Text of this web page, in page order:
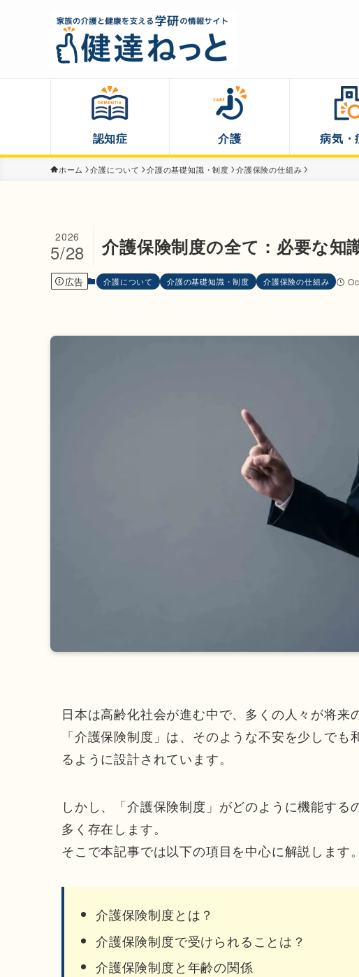
認知症 介護 病気・
ホーム 介護について 介護の基礎知識・制度 介護保険の仕組み
介護保険制度の全て：必要な知
2026
5/28
広告 介護について 介護の基礎知識・制度 介護保険の仕組み
日本は高齢化社会が進む中で、多くの人々が将来
「介護保険制度」は、そのような不安を少しで
るように設計されています。
しかし、「介護保険制度」がどのように機能す
多く存在します。
そこで本記事では以下の項目を中心に解説します。
介護保険制度とは？
介護保険制度で受けられることは？
介護保険制度と年齢の関係